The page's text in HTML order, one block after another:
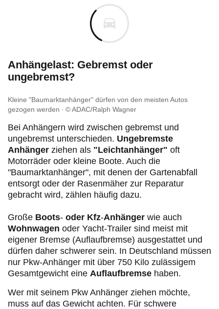
Anhängelast: Gebremst oder
ungebremst?
Kleine "Baumarktanhänger" dürfen von den meisten Autos
gezogen werden
© ADAC/Ralph Wagner
Bei Anhängern wird zwischen gebremst und
ungebremst unterschieden. Ungebremste
Anhänger ziehen als "Leichtanhänger" oft
Motorräder oder kleine Boote. Auch die
"Baumarktanhänger", mit denen der Gartenabfall
entsorgt oder der Rasenmäher zur Reparatur
gebracht wird, zählen häufig dazu.
Große Boots- oder Kfz-Anhänger wie auch
Wohnwagen oder Yacht-Trailer sind meist mit
eigener Bremse (Auflaufbremse) ausgestattet und
dürfen daher schwerer sein. In Deutschland müssen
nur Pkw-Anhänger mit über 750 Kilo zulässigem
Gesamtgewicht eine Auflaufbremse haben.
Wer mit seinem Pkw Anhänger ziehen möchte,
muss auf das Gewicht achten. Für schwere